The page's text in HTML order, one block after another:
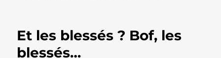
Et les blessés ? Bof, les
blessés…